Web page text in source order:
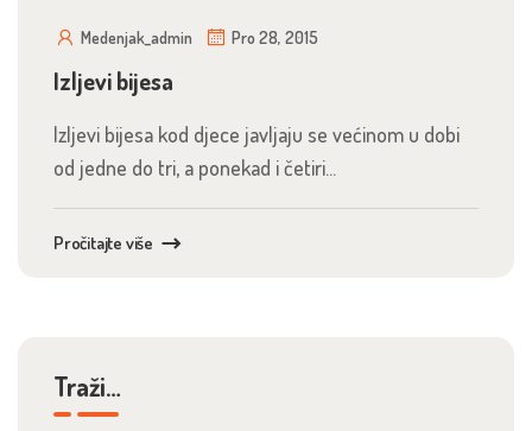
Medenjak_admin Pro 28, 2015
Izljevi bijesa
Izljevi bijesa kod djece javljaju se većinom u dobi
od jedne do tri, a ponekad i četiri...
Pročitajte više
Traži…